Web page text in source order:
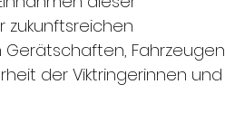
zukunftsreichen
Fahrzeugen
der Viktringerinnen und